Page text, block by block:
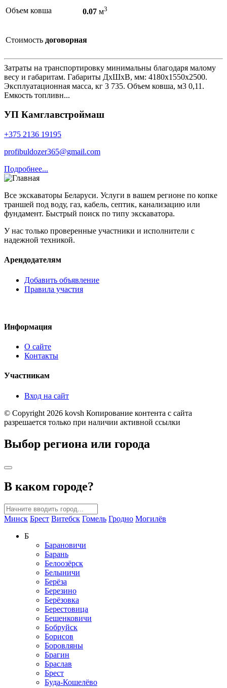
Объем ковша 0.07 м3
Стоимость договорная
Затраты на транспортировку минимальны благодаря малому
весу и габаритам. Габариты ДхШхВ, мм: 4180х1550х2500.
Эксплуатационная масса, кг 3 735. Объем ковша, м3 0,11.
Емкость топливн...
УП Камглавстроймаш
+375 2136 19195
profibuldozer365@gmail.com
Подробнее...
Все экскаваторы Беларуси. Услуги в вашем регионе по копке
траншей под воду, газ, кабель, септик, канализацию или
фундамент. Быстрый поиск по типу экскаватора.
У нас только проверенные участники и исполнители с
надежной техникой.
Арендодателям
Добавить объявление
Правила участия
Информация
О сайте
Контакты
Участникам
Вход на сайт
© Copyright 2026 kovsh Копирование контента с сайта
разрешается только при наличии активной ссылки
Выбор региона или города
В каком городе?
Минск Брест Витебск Гомель Гродно Могилёв
Б
Барановичи
Барань
Белоозёрск
Белыничи
Берёза
Березино
Берёзовка
Берестовица
Бешенковичи
Бобруйск
Борисов
Боровляны
Брагин
Браслав
Брест
Буда-Кошелёво